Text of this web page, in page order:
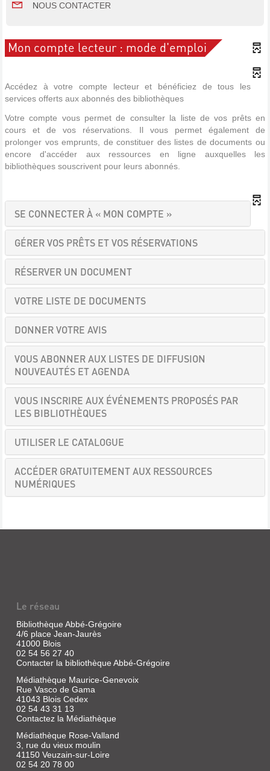
NOUS CONTACTER
Mon compte lecteur : mode d'emploi
Accédez à votre compte lecteur et bénéficiez de tous les
services offerts aux abonnés des bibliothèques
Votre compte vous permet de consulter la liste de vos prêts en
cours et de vos réservations. Il vous permet également de
prolonger vos emprunts, de constituer des listes de documents ou
encore d'accéder aux ressources en ligne auxquelles les
bibliothèques souscrivent pour leurs abonnés.
SE CONNECTER À « MON COMPTE »
GÉRER VOS PRÊTS ET VOS RÉSERVATIONS
RÉSERVER UN DOCUMENT
VOTRE LISTE DE DOCUMENTS
DONNER VOTRE AVIS
VOUS ABONNER AUX LISTES DE DIFFUSION
NOUVEAUTÉS ET AGENDA
VOUS INSCRIRE AUX ÉVÉNEMENTS PROPOSÉS PAR
LES BIBLIOTHÈQUES
UTILISER LE CATALOGUE
ACCÉDER GRATUITEMENT AUX RESSOURCES
NUMÉRIQUES
Le réseau
Bibliothèque Abbé-Grégoire
4/6 place Jean-Jaurès
41000 Blois
02 54 56 27 40
Contacter la bibliothèque Abbé-Grégoire
Médiathèque Maurice-Genevoix
Rue Vasco de Gama
41043 Blois Cedex
02 54 43 31 13
Contactez la Médiathèque
Médiathèque Rose-Valland
3, rue du vieux moulin
41150 Veuzain-sur-Loire
02 54 20 78 00